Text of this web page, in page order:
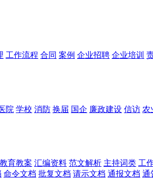
工作流程 合同 案例 企业招聘 企业培训
院 学校 消防 换届 国企 廉政建设 信访 农
教育教案 汇编资料 范文解析 主持词类 工
命令文档 批复文档 请示文档 通报文档 通